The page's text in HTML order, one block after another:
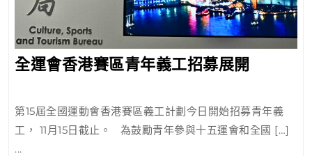
全運會香港賽區青年義工招募展開
香
港
第15屆全國運動會香港賽區義工計劃今日開始招募青年義
工， 11月15日截止。 為鼓勵青年參與十五運會和全國 […]
...